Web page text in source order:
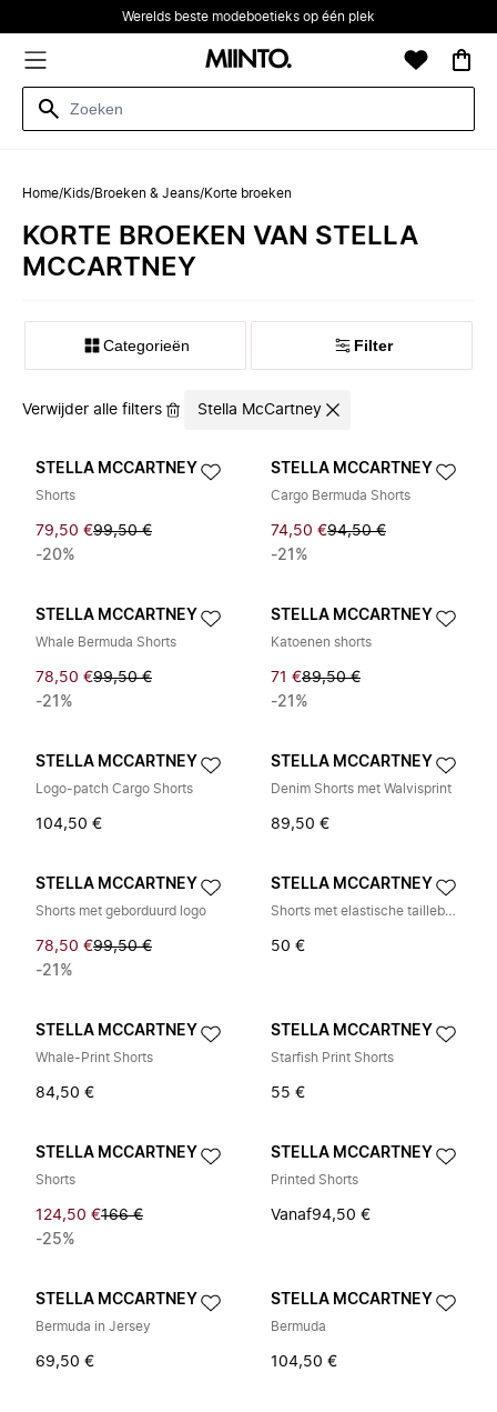
Werelds beste modeboetieks op één plek
Home/Kids/Broeken & Jeans/Korte broeken
KORTE BROEKEN VAN STELLA
MCCARTNEY
Categorieën Filter
Verwijder alle filters Stella McCartney
STELLA MCCARTNEY
Shorts
79,50 €99,50 €
-20%
STELLA MCCARTNEY
Cargo Bermuda Shorts
74,50 €94,50 €
-21%
STELLA MCCARTNEY
Whale Bermuda Shorts
78,50 €99,50 €
-21%
STELLA MCCARTNEY
Katoenen shorts
71 €89,50 €
-21%
STELLA MCCARTNEY
Logo-patch Cargo Shorts
104,50 €
STELLA MCCARTNEY
Denim Shorts met Walvisprint
89,50 €
STELLA MCCARTNEY
Shorts met geborduurd logo
78,50 €99,50 €
-21%
STELLA MCCARTNEY
Shorts met elastische tailleband en trekkoord
50 €
STELLA MCCARTNEY
Whale-Print Shorts
84,50 €
STELLA MCCARTNEY
Starfish Print Shorts
55 €
STELLA MCCARTNEY
Shorts
124,50 €166 €
-25%
STELLA MCCARTNEY
Printed Shorts
Vanaf94,50 €
STELLA MCCARTNEY
Bermuda in Jersey
69,50 €
STELLA MCCARTNEY
Bermuda
104,50 €